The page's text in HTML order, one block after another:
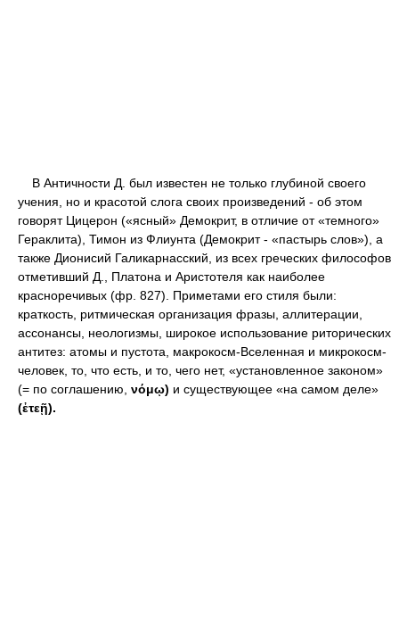
В Античности Д. был известен не только глубиной своего
учения, но и красотой слога своих произведений - об этом
говорят Цицерон («ясный» Демокрит, в отличие от «темного»
Гераклита), Тимон из Флиунта (Демокрит - «пастырь слов»), а
также Дионисий Галикарнасский, из всех греческих философов
отметивший Д., Платона и Аристотеля как наиболее
красноречивых (фр. 827). Приметами его стиля были:
краткость, ритмическая организация фразы, аллитерации,
ассонансы, неологизмы, широкое использование риторических
антитез: атомы и пустота, макрокосм-Вселенная и микрокосм-
человек, то, что есть, и то, чего нет, «установленное законом»
(= по соглашению, νόμῳ) и существующее «на самом деле»
(ἐτεῇ).